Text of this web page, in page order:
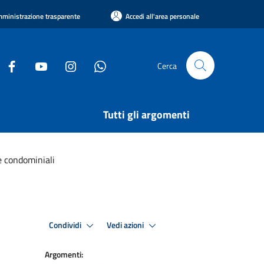
trasparente Accedi all'area personale
Cerca
Tutti gli argomenti
condominiali
Condividi Vedi azioni
Argomenti: